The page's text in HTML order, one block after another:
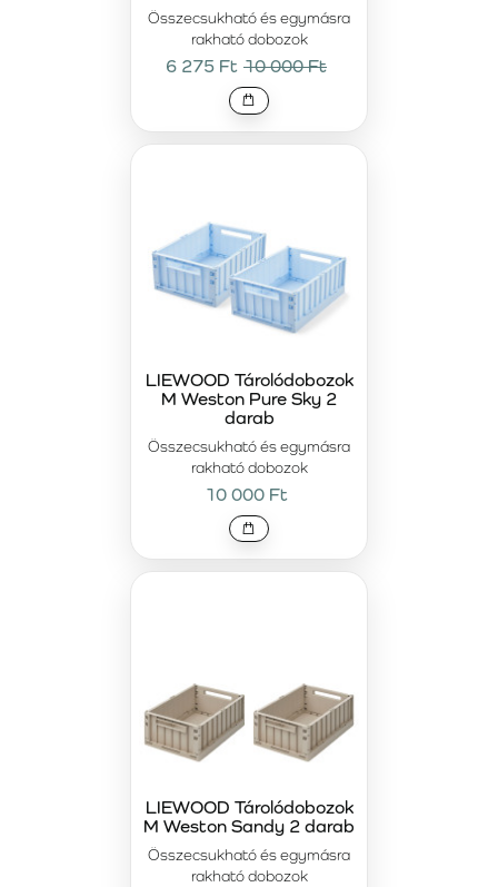
Összecsukható és egymásra
rakható dobozok
6 275 Ft 10 000 Ft
Összecsukható és egymásra
rakható dobozok
LIEWOOD Tárolódobozok
M Weston Pure Sky 2
darab
10 000 Ft
Összecsukható és egymásra
rakható dobozok
LIEWOOD Tárolódobozok
M Weston Sandy 2 darab